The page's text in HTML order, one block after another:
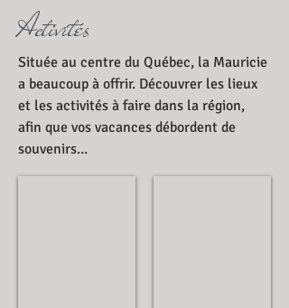
Activités
Située au centre du Québec, la Mauricie
a beaucoup à offrir. Découvrer les lieux
et les activités à faire dans la région,
afin que vos vacances débordent de
souvenirs...